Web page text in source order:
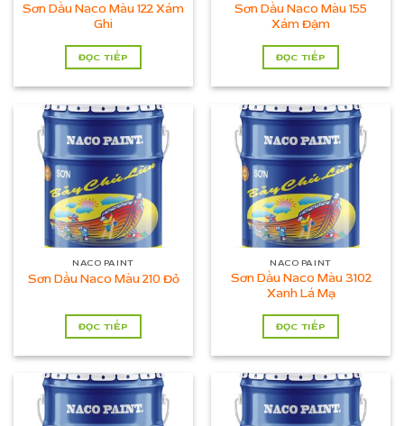
Sơn Dầu Naco Màu 122 Xám
Ghi
ĐỌC TIẾP
Sơn Dầu Naco Màu 155
Xám Đậm
ĐỌC TIẾP
NACO PAINT
Sơn Dầu Naco Màu 210 Đỏ
ĐỌC TIẾP
NACO PAINT
Sơn Dầu Naco Màu 3102
Xanh Lá Mạ
ĐỌC TIẾP